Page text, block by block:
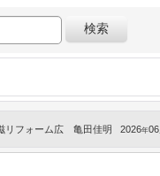
検索
リフォーム広 亀田佳明 2026年06